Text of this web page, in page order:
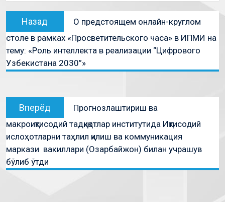
Назад
О предстоящем онлайн-круглом
столе в рамках «Просветительского часа» в ИПМИ на
тему: «Роль интеллекта в реализации “Цифрового
Узбекистана 2030”»
Вперёд
Прогнозлаштириш ва
макроиқтисодий тадқиқотлар институтида Иқтисодий
ислоҳотларни таҳлил қилиш ва коммуникация
маркази вакиллари (Озарбайжон) билан учрашув
бўлиб ўтди